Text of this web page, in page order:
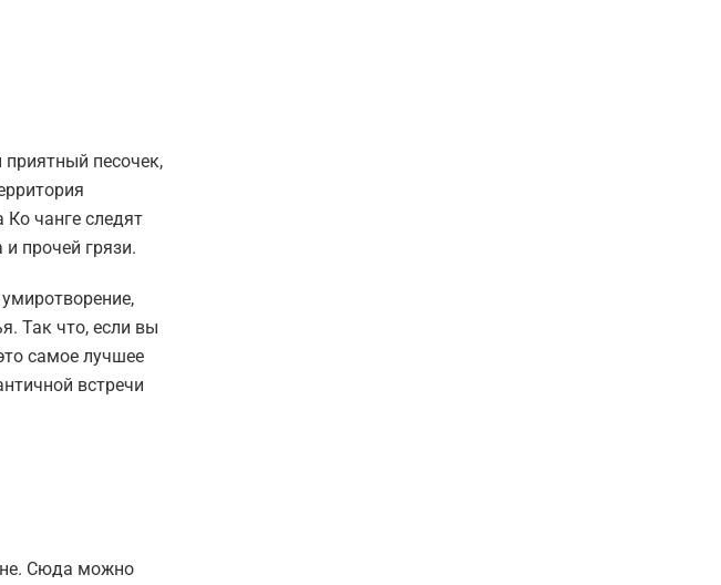
песочек,
чанге следят
прочей грязи.
Так что, если вы
самое лучшее
встречи
Сюда можно